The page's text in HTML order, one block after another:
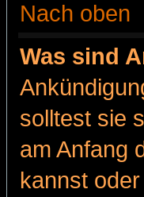
Nach oben
Was sind
solltest sie
am Anfang
kannst